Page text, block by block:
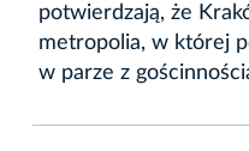
potwierdzają, że
metropolia, w której
w parze z